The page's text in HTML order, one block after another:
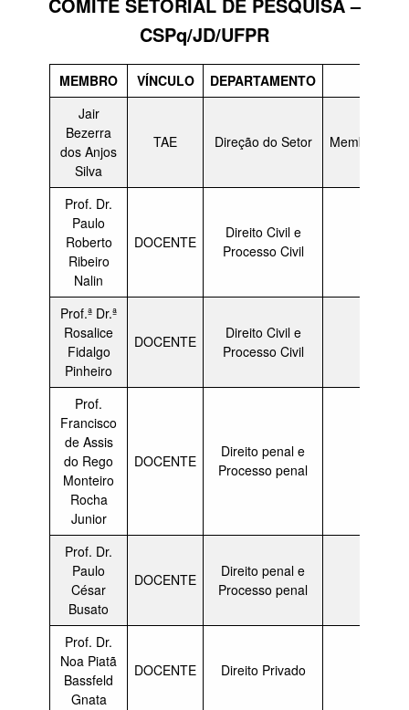
CSPq/JD/UFPR
MEMBRO VÍNCULO DEPARTAMENTO
Jair
Bezerra
dos Anjos
Silva
TAE Direção do Setor Membro/
Prof. Dr.
Paulo
Roberto
Ribeiro
Nalin
DOCENTE
Direito Civil e
Processo Civil
Prof.ª Dr.ª
Rosalice
Fidalgo
Pinheiro
DOCENTE
Direito Civil e
Processo Civil
Prof.
Francisco
de Assis
do Rego
Monteiro
Rocha
Junior
DOCENTE
Direito penal e
Processo penal
Prof. Dr.
Paulo
César
Busato
DOCENTE
Direito penal e
Processo penal
Prof. Dr.
Noa Piatã
Bassfeld
Gnata
DOCENTE Direito Privado